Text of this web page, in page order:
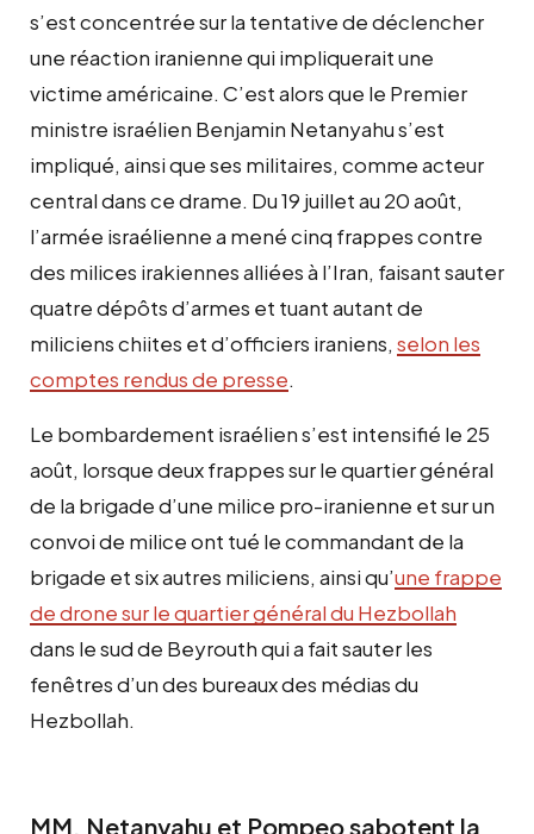
s’est concentrée sur la tentative de déclencher
une réaction iranienne qui impliquerait une
victime américaine. C’est alors que le Premier
ministre israélien Benjamin Netanyahu s’est
impliqué, ainsi que ses militaires, comme acteur
central dans ce drame. Du 19 juillet au 20 août,
l’armée israélienne a mené cinq frappes contre
des milices irakiennes alliées à l’Iran, faisant sauter
quatre dépôts d’armes et tuant autant de
miliciens chiites et d’officiers iraniens, selon les
comptes rendus de presse.
Le bombardement israélien s’est intensifié le 25
août, lorsque deux frappes sur le quartier général
de la brigade d’une milice pro-iranienne et sur un
convoi de milice ont tué le commandant de la
brigade et six autres miliciens, ainsi qu’une frappe
de drone sur le quartier général du Hezbollah
dans le sud de Beyrouth qui a fait sauter les
fenêtres d’un des bureaux des médias du
Hezbollah.
MM. Netanyahu et Pompeo sabotent la